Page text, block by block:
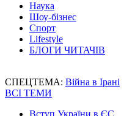
Наука
Шоу-бізнес
Спорт
Lifestyle
БЛОГИ ЧИТАЧІВ
СПЕЦТЕМА: Війна в Ірані
ВСІ ТЕМИ
Вступ України в ЄС